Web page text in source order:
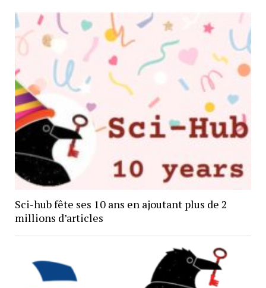
Sci-hub fête ses 10 ans en ajoutant plus de 2
millions d’articles